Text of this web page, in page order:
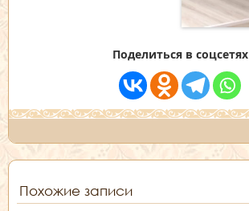
Поделиться в соцсетях
Похожие записи